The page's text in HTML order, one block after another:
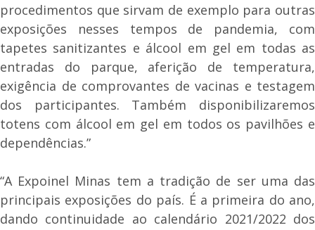
procedimentos que sirvam de exemplo para outras
exposições nesses tempos de pandemia, com
tapetes sanitizantes e álcool em gel em todas as
entradas do parque, aferição de temperatura,
exigência de comprovantes de vacinas e testagem
dos participantes. Também disponibilizaremos
totens com álcool em gel em todos os pavilhões e
dependências.”
“A Expoinel Minas tem a tradição de ser uma das
principais exposições do país. É a primeira do ano,
dando continuidade ao calendário 2021/2022 dos